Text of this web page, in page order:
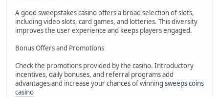
A good sweepstakes casino offers a broad selection of slots,
including video slots, card games, and lotteries. This diversity
improves the user experience and keeps players engaged.
Bonus Offers and Promotions
Check the promotions provided by the casino. Introductory
incentives, daily bonuses, and referral programs add
advantages and increase your chances of winning sweeps coins
casino